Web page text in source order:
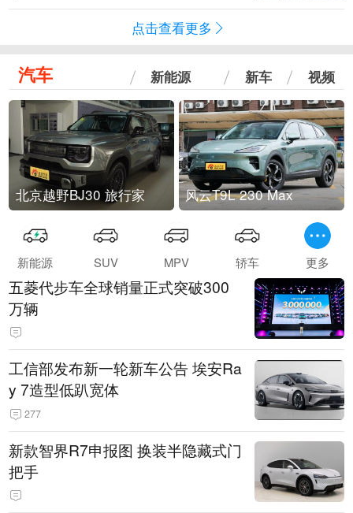
点击查看更多
汽车 新能源 新车 视频
北京越野BJ30 旅行家 风云T9L 230 Max
新能源 SUV MPV 轿车 更多
五菱代步车全球销量正式突破300
万辆
工信部发布新一轮新车公告 埃安Ra
y 7造型低趴宽体
277
新款智界R7申报图 换装半隐藏式门
把手